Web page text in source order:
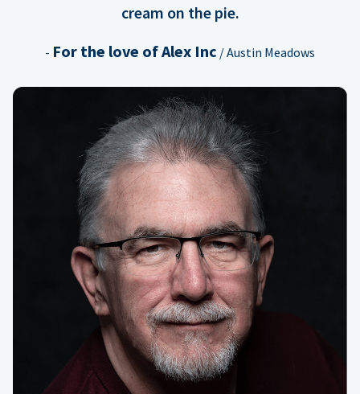
cream on the pie.
- For the love of Alex Inc / Austin Meadows